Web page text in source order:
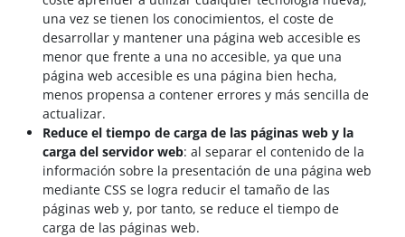
una vez se tienen los conocimientos, el coste de
desarrollar y mantener una página web accesible es
menor que frente a una no accesible, ya que una
página web accesible es una página bien hecha,
menos propensa a contener errores y más sencilla de
actualizar.
Reduce el tiempo de carga de las páginas web y la
carga del servidor web: al separar el contenido de la
información sobre la presentación de una página web
mediante CSS se logra reducir el tamaño de las
páginas web y, por tanto, se reduce el tiempo de
carga de las páginas web.